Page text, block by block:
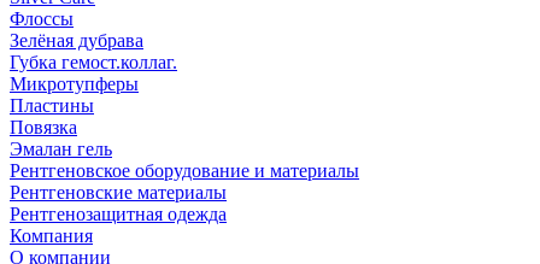
Флоссы
Зелёная дубрава
Губка гемост.коллаг.
Микротупферы
Пластины
Повязка
Эмалан гель
Рентгеновское оборудование и материалы
Рентгеновские материалы
Рентгенозащитная одежда
Компания
О компании